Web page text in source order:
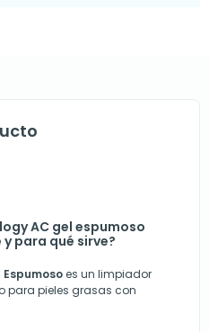
AC gel espumoso
para qué sirve?
es un limpiador
para pieles grasas con